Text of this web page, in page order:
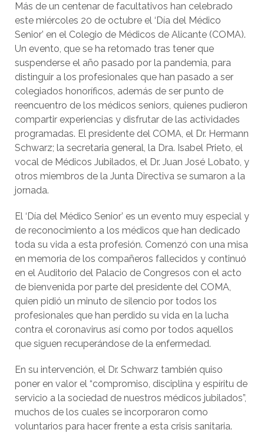
Más de un centenar de facultativos han celebrado
este miércoles 20 de octubre el ‘Día del Médico
Senior’ en el Colegio de Médicos de Alicante (COMA).
Un evento, que se ha retomado tras tener que
suspenderse el año pasado por la pandemia, para
distinguir a los profesionales que han pasado a ser
colegiados honoríficos, además de ser punto de
reencuentro de los médicos seniors, quienes pudieron
compartir experiencias y disfrutar de las actividades
programadas. El presidente del COMA, el Dr. Hermann
Schwarz; la secretaria general, la Dra. Isabel Prieto, el
vocal de Médicos Jubilados, el Dr. Juan José Lobato, y
otros miembros de la Junta Directiva se sumaron a la
jornada.
El ‘Día del Médico Senior’ es un evento muy especial y
de reconocimiento a los médicos que han dedicado
toda su vida a esta profesión. Comenzó con una misa
en memoria de los compañeros fallecidos y continuó
en el Auditorio del Palacio de Congresos con el acto
de bienvenida por parte del presidente del COMA,
quien pidió un minuto de silencio por todos los
profesionales que han perdido su vida en la lucha
contra el coronavirus así como por todos aquellos
que siguen recuperándose de la enfermedad.
En su intervención, el Dr. Schwarz también quiso
poner en valor el “compromiso, disciplina y espíritu de
servicio a la sociedad de nuestros médicos jubilados”,
muchos de los cuales se incorporaron como
voluntarios para hacer frente a esta crisis sanitaria.